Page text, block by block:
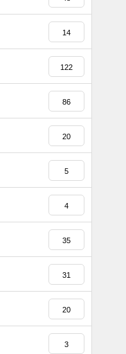
14
122
86
20
5
4
35
31
20
3